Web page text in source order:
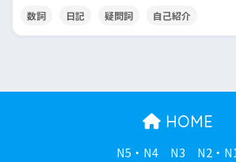
数詞 日記 疑問詞 自己紹介
HOME
N5・N4 N3
N2・